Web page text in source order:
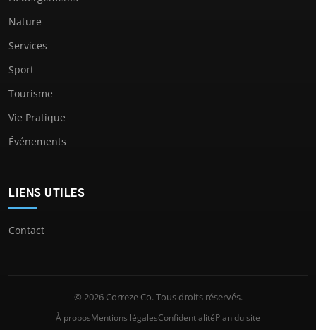
Nature
Services
Sport
Tourisme
Vie Pratique
Événements
LIENS UTILES
Contact
© 2026 Correze Co. Tous droits réservés.
À proposMentions légalesConfidentialitéPlan du site